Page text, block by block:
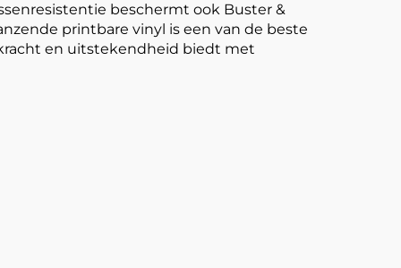
beschermt ook Buster &
printbare vinyl is een van de beste
en uitstekendheid biedt met